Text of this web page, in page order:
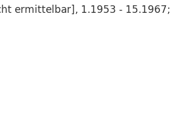
ermittelbar], 1.1953 - 15.1967;